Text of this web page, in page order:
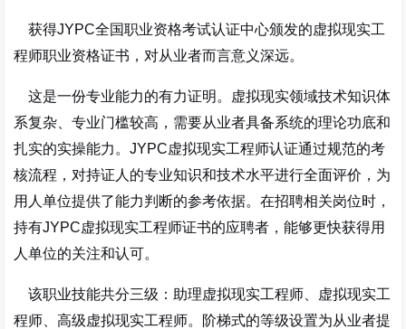
获得JYPC全国职业资格考试认证中心颁发的虚拟现实工
程师职业资格证书，对从业者而言意义深远。
这是一份专业能力的有力证明。虚拟现实领域技术知识体
系复杂、专业门槛较高，需要从业者具备系统的理论功底和
扎实的实操能力。JYPC虚拟现实工程师认证通过规范的考
核流程，对持证人的专业知识和技术水平进行全面评价，为
用人单位提供了能力判断的参考依据。在招聘相关岗位时，
持有JYPC虚拟现实工程师证书的应聘者，能够更快获得用
人单位的关注和认可。
该职业技能共分三级：助理虚拟现实工程师、虚拟现实工
程师、高级虚拟现实工程师。阶梯式的等级设置为从业者提